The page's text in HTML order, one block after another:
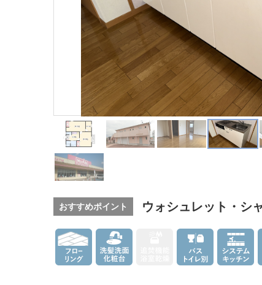
おすすめポイント ウォシュレット・シ